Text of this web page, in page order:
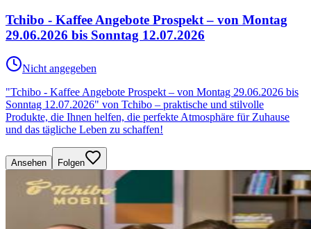
Tchibo - Kaffee Angebote Prospekt – von Montag
29.06.2026 bis Sonntag 12.07.2026
Nicht angegeben
"Tchibo - Kaffee Angebote Prospekt – von Montag 29.06.2026 bis
Sonntag 12.07.2026" von Tchibo – praktische und stilvolle
Produkte, die Ihnen helfen, die perfekte Atmosphäre für Zuhause
und das tägliche Leben zu schaffen!
Ansehen Folgen